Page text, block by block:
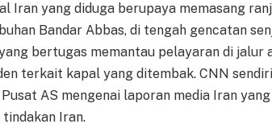
Iran yang diduga berupaya memasang
Bandar Abbas, di tengah gencatan
bertugas memantau pelayaran di jalur
terkait kapal yang ditembak. CNN
AS mengenai laporan media Iran
Iran.